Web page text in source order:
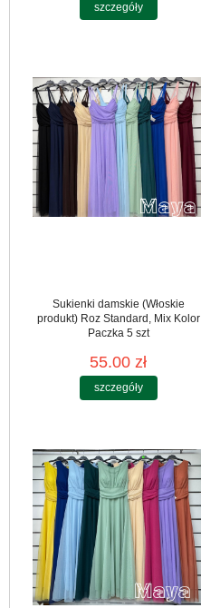
szczegóły
Sukienki damskie (Włoskie
produkt) Roz Standard, Mix Kolor
Paczka 5 szt
55.00 zł
szczegóły